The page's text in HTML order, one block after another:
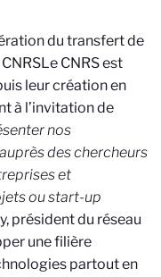
du transfert de
Le CNRS est
leur création en
à l’invitation de
nos
des chercheurs
et
ou start-up
président du réseau
une filière
partout en